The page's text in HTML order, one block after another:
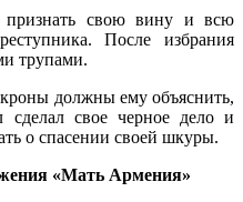
свою вину и всю
После избрания
трупами.
должны ему объяснить,
сделал свое черное дело и
о спасении своей шкуры.
«Мать Армения»